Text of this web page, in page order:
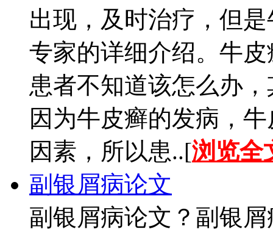
出现，及时治疗，但
专家的详细介绍。牛
患者不知道该怎么办
因为牛皮癣的发病，
因素，所以患..[浏览全
副银屑病论文
副银屑病论文？副银